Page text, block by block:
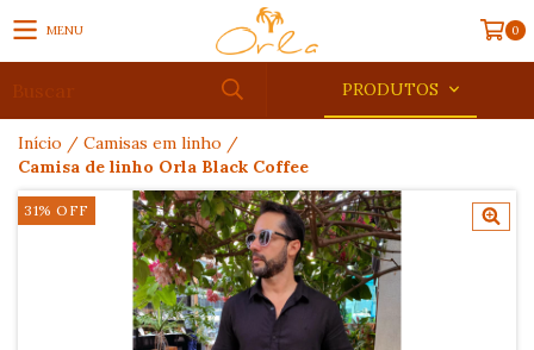
MENU 0
PRODUTOS
Início / Camisas em linho /
Camisa de linho Orla Black Coffee
31% OFF